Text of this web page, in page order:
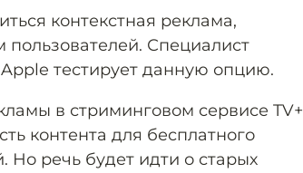
контекстная реклама,
Специалист
тестирует данную опцию.
в стриминговом сервисе TV+
контента для бесплатного
Но речь будет идти о старых